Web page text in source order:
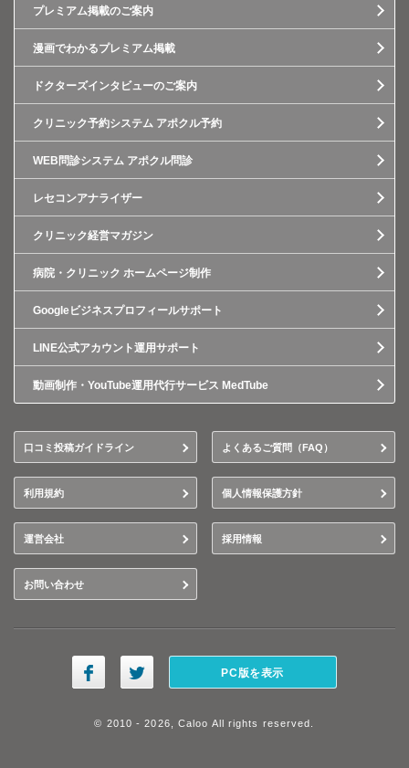
プレミアム掲載のご案内
漫画でわかるプレミアム掲載
ドクターズインタビューのご案内
クリニック予約システム アポクル予約
WEB問診システム アポクル問診
レセコンアナライザー
クリニック経営マガジン
病院・クリニック ホームページ制作
Googleビジネスプロフィールサポート
LINE公式アカウント運用サポート
動画制作・YouTube運用代行サービス MedTube
口コミ投稿ガイドライン よくあるご質問（FAQ）
利用規約 個人情報保護方針
運営会社 採用情報
お問い合わせ
PC版を表示
© 2010 - 2026, Caloo All rights reserved.